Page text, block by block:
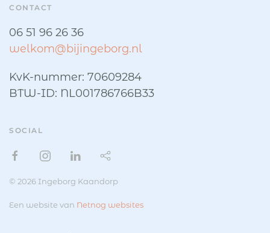
CONTACT
06 51 96 26 36
welkom@bijingeborg.nl
KvK-nummer: 70609284
BTW-ID: NL001786766B33
SOCIAL
© 2026 Ingeborg Kaandorp
Een website van Netnog websites